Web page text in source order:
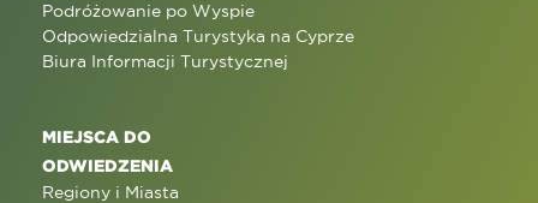
Podróżowanie po Wyspie
Odpowiedzialna Turystyka na Cyprze
Biura Informacji Turystycznej
MIEJSCA DO
ODWIEDZENIA
Regiony i Miasta